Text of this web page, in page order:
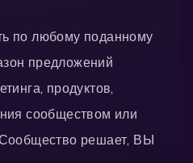
по любому поданному
предложений
продуктов,
сообществом или
решает, ВЫ